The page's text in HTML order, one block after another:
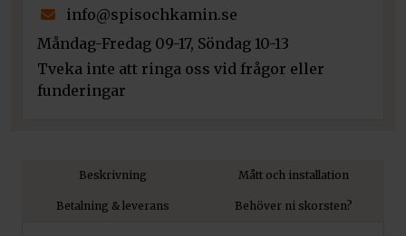
Lägg till i varukorg
Kratki Brandglas Svart Kristall
Pris:790
Kratki Brandglas Transparent
info@spisochkamin.se
Måndag-Fredag 09-17, Söndag 10-13
Tveka inte att ringa oss vid frågor eller
funderingar
Beskrivning Mått och installation
Betalning & leverans Behöver ni skorsten?